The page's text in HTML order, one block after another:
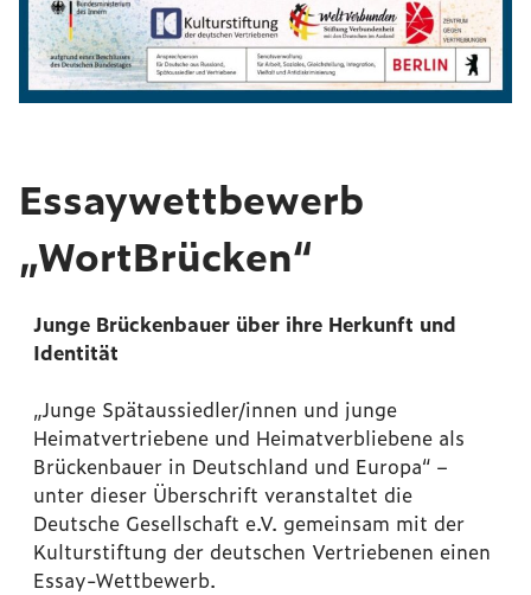
Essaywettbewerb
„WortBrücken“
Junge Brückenbauer über ihre Herkunft und
Identität
„Junge Spätaussiedler/innen und junge
Heimatvertriebene und Heimatverbliebene als
Brückenbauer in Deutschland und Europa“ –
unter dieser Überschrift veranstaltet die
Deutsche Gesellschaft e.V. gemeinsam mit der
Kulturstiftung der deutschen Vertriebenen einen
Essay-Wettbewerb.